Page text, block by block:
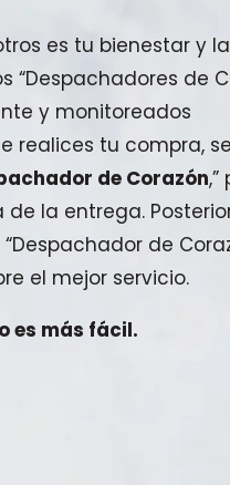
es tu bienestar y
“Despachadores de
y monitoreados
realices tu compra,
de Corazón
la entrega.
de
el mejor servicio.
es más fácil.